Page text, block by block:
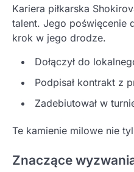
Kariera piłkarska
talent. Jego poświęcenie
krok w jego drodze.
Dołączył do
Podpisał kontrakt z
Zadebiutował w
Te kamienie milowe nie
Znaczące